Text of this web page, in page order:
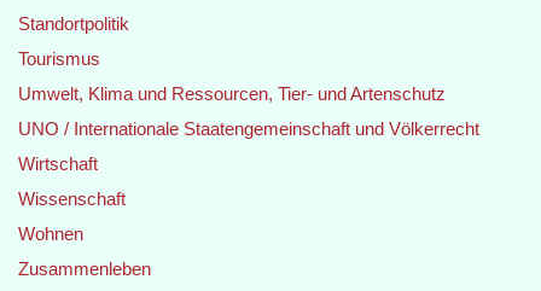
Standortpolitik
Tourismus
Umwelt, Klima und Ressourcen, Tier- und Artenschutz
UNO / Internationale Staatengemeinschaft und Völkerrecht
Wirtschaft
Wissenschaft
Wohnen
Zusammenleben